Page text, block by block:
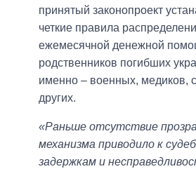
принятый законопроект
четкие правила
ежемесячной денежной
родственников погибших
именно – военных, медиков,
других.
«Раньше отсутствие
механизма приводило к
задержкам и